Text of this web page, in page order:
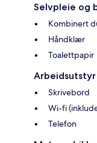
Selvpleie og
Kombinert
Håndklær
Toalettpapir
Skrivebord
Wi-fi
Telefon